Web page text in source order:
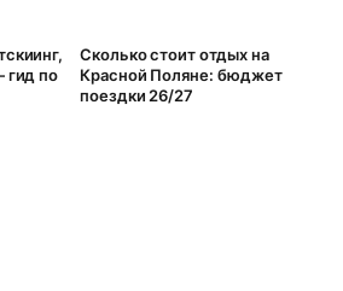
гид по
Сколько стоит отдых на
Красной Поляне: бюджет
поездки 26/27